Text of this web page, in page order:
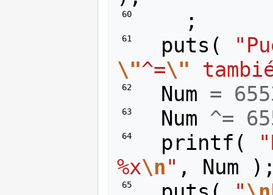
60 ;
61 puts (
\"^=\"
62 Num =
63 Num ^=
64 printf (
%x\n" , Num
65